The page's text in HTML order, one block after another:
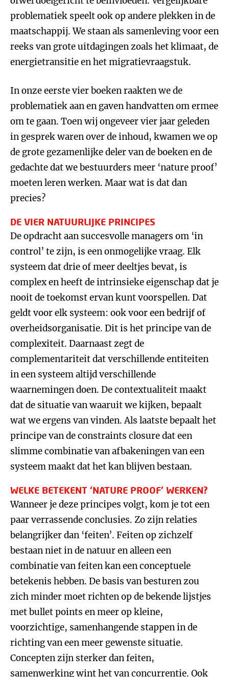
problematiek speelt ook op andere plekken in de
maatschappij. We staan als samenleving voor een
reeks van grote uitdagingen zoals het klimaat, de
energietransitie en het migratievraagstuk.
In onze eerste vier boeken raakten we de
problematiek aan en gaven handvatten om ermee
om te gaan. Toen wij ongeveer vier jaar geleden
in gesprek waren over de inhoud, kwamen we op
de grote gezamenlijke deler van de boeken en de
gedachte dat we bestuurders meer ‘nature proof’
moeten leren werken. Maar wat is dat dan
precies?
DE VIER NATUURLIJKE PRINCIPES
De opdracht aan succesvolle managers om ‘in
control’ te zijn, is een onmogelijke vraag. Elk
systeem dat drie of meer deeltjes bevat, is
complex en heeft de intrinsieke eigenschap dat je
nooit de toekomst ervan kunt voorspellen. Dat
geldt voor elk systeem: ook voor een bedrijf of
overheidsorganisatie. Dit is het principe van de
complexiteit. Daarnaast zegt de
complementariteit dat verschillende entiteiten
in een systeem altijd verschillende
waarnemingen doen. De contextualiteit maakt
dat de situatie van waaruit we kijken, bepaalt
wat we ergens van vinden. Als laatste bepaalt het
principe van de constraints closure dat een
slimme combinatie van afbakeningen van een
systeem maakt dat het kan blijven bestaan.
WELKE BETEKENT ‘NATURE PROOF’ WERKEN?
Wanneer je deze principes volgt, kom je tot een
paar verrassende conclusies. Zo zijn relaties
belangrijker dan ‘feiten’. Feiten op zichzelf
bestaan niet in de natuur en alleen een
combinatie van feiten kan een conceptuele
betekenis hebben. De basis van besturen zou
zich minder moet richten op de bekende lijstjes
met bullet points en meer op kleine,
voorzichtige, samenhangende stappen in de
richting van een meer gewenste situatie.
Concepten zijn sterker dan feiten,
samenwerking wint het van concurrentie. Ook